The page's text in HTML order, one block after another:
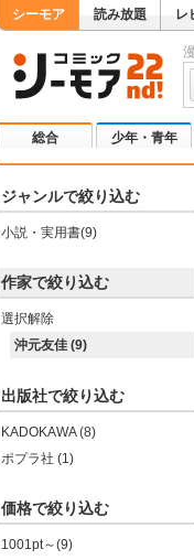
シーモア 読み放題 レ
総合 少年・青年
ジャンルで絞り込む
小説・実用書(9)
作家で絞り込む
選択解除
沖元友佳 (9)
出版社で絞り込む
KADOKAWA (8)
ポプラ社 (1)
価格で絞り込む
1001pt～(9)